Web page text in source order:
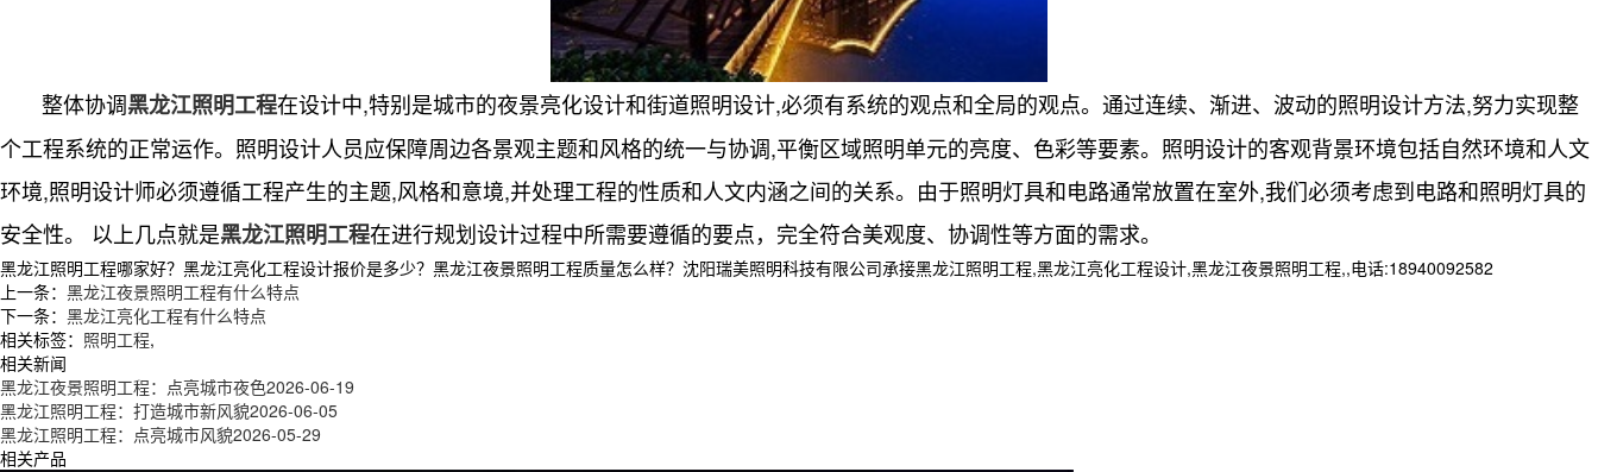
整体协调黑龙江照明工程在设计中,特别是城市的夜景亮化设计和街道照明设计,必须有系统的观点和全局的观点。通过连续、渐进、波动的照明设计方法,努力实现整
个工程系统的正常运作。照明设计人员应保障周边各景观主题和风格的统一与协调,平衡区域照明单元的亮度、色彩等要素。照明设计的客观背景环境包括自然环境和人文
环境,照明设计师必须遵循工程产生的主题,风格和意境,并处理工程的性质和人文内涵之间的关系。由于照明灯具和电路通常放置在室外,我们必须考虑到电路和照明灯具的
安全性。 以上几点就是黑龙江照明工程在进行规划设计过程中所需要遵循的要点，完全符合美观度、协调性等方面的需求。
黑龙江照明工程哪家好？黑龙江亮化工程设计报价是多少？黑龙江夜景照明工程质量怎么样？沈阳瑞美照明科技有限公司承接黑龙江照明工程,黑龙江亮化工程设计,黑龙江夜景照明工程,,电话:18940092582
上一条： 黑龙江夜景照明工程有什么特点
下一条： 黑龙江亮化工程有什么特点
相关标签： 照明工程,
相关新闻
黑龙江夜景照明工程：点亮城市夜色2026-06-19
黑龙江照明工程：打造城市新风貌2026-06-05
黑龙江照明工程：点亮城市风貌2026-05-29
相关产品